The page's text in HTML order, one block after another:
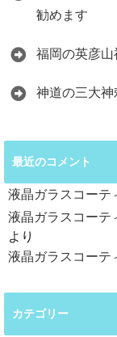
勧めます
福岡の英彦
神道の三大神
最近のコメント
液晶ガラスコーテ
液晶ガラスコーテ
より
液晶ガラスコーテ
カテゴリー